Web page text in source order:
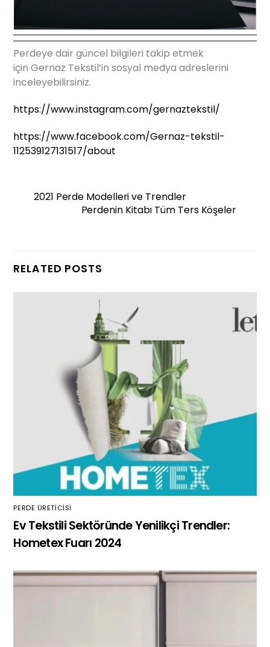
Perdeye dair güncel bilgileri takip etmek
için Gernaz Tekstil’in sosyal medya adreslerini
inceleyebilirsiniz.
https://www.instagram.com/gernaztekstil/
https://www.facebook.com/Gernaz-tekstil-
112539127131517/about
2021 Perde Modelleri ve Trendler
Perdenin Kitabı Tüm Ters Köşeler
RELATED POSTS
PERDE ÜRETICISI
Ev Tekstili Sektöründe Yenilikçi Trendler:
Hometex Fuarı 2024